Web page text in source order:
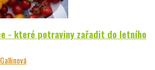
- které potraviny zařadit do letního